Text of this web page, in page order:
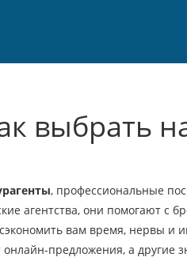
выбрать
, профессиональные
агентства, они помогают с
вам время, нервы и
предложения, а другие